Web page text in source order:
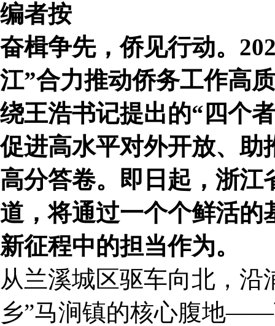
编者按
奋楫争先，侨见行动。
江”合力推动侨务工作高
绕王浩书记提出的“四个
促进高水平对外开放、助
高分答卷。即日起，浙江
道，将通过一个个鲜活的
新征程中的担当作为。
从兰溪城区驱车向北，沿
乡”马涧镇的核心腹地